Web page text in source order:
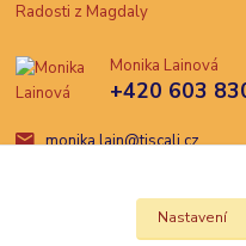
Radosti z Magdaly
Monika Lainová
+420 603
monika.lain@tiscali.cz
Nastavení